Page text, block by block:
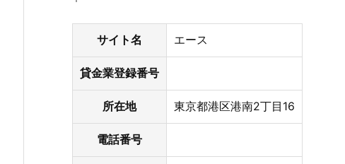
サイト名 エース
貸金業登録番号
所在地 東京都港区港南2丁目16
電話番号